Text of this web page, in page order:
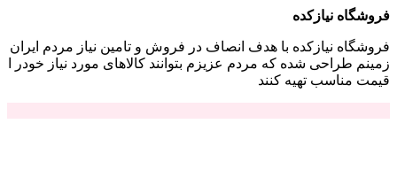
فروشگاه نیازکده
فروشگاه نیازکده با هدف انصاف در فروش و تامین نیاز مردم ایران
زمینم طراحی شده که مردم عزیزم بتوانند کالاهای مورد نیاز خودر ا
قیمت مناسب تهیه کنند